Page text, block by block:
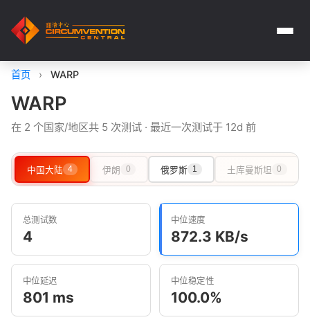
首页 › WARP
WARP
在 2 个国家/地区共 5 次测试 · 最近一次测试于 12d 前
中国大陆 4 伊朗 0 俄罗斯 1 土库曼斯坦 0
总测试数
4
中位速度
872.3 KB/s
中位延迟
801 ms
中位稳定性
100.0%